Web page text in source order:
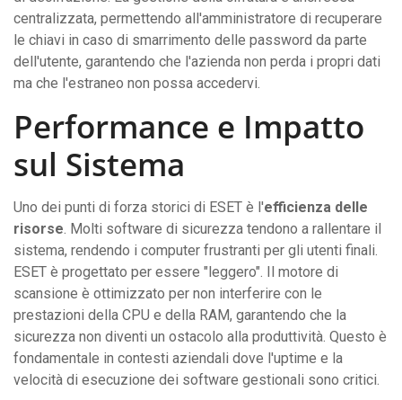
centralizzata, permettendo all'amministratore di recuperare
le chiavi in caso di smarrimento delle password da parte
dell'utente, garantendo che l'azienda non perda i propri dati
ma che l'estraneo non possa accedervi.
Performance e Impatto
sul Sistema
Uno dei punti di forza storici di ESET è l'efficienza delle
risorse. Molti software di sicurezza tendono a rallentare il
sistema, rendendo i computer frustranti per gli utenti finali.
ESET è progettato per essere "leggero". Il motore di
scansione è ottimizzato per non interferire con le
prestazioni della CPU e della RAM, garantendo che la
sicurezza non diventi un ostacolo alla produttività. Questo è
fondamentale in contesti aziendali dove l'uptime e la
velocità di esecuzione dei software gestionali sono critici.